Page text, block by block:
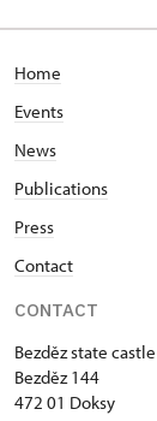
Home
Events
News
Publications
Press
Contact
CONTACT
Bezděz state castle
Bezděz 144
472 01 Doksy